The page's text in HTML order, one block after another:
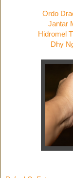
Ordo
Jantar
Hidromel
Dhy